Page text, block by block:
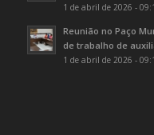
1 de abril de 2026 -
Reunião no Paço
de trabalho de
1 de abril de 2026 -